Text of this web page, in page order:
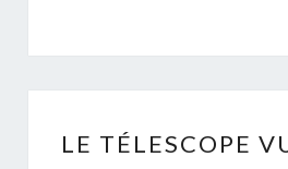
LE TÉLESCOPE